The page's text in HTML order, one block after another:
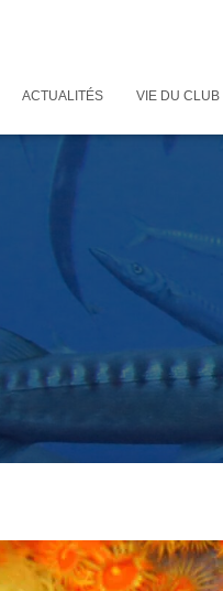
ACTUALITÉS VIE DU CLUB